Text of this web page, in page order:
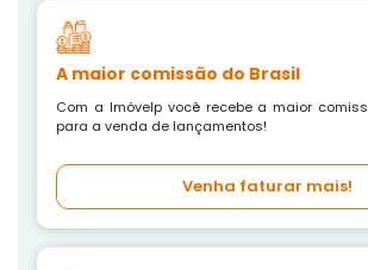
A maior comissão do Brasil
Com a Imóvelp você recebe a maior
para a venda de lançamentos!
Venha faturar mais!